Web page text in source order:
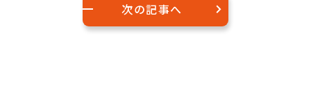
次の記事へ